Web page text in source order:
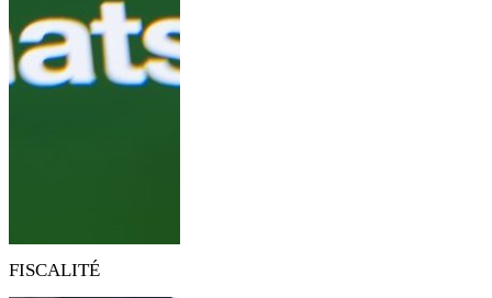
FISCALITÉ